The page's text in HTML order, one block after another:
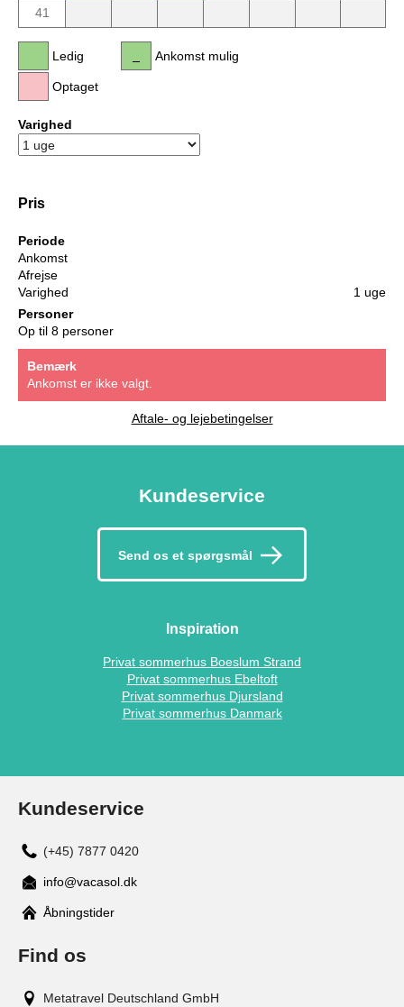
41
Ledig
Optaget
Ankomst mulig
Varighed
Pris
Periode
Ankomst
Afrejse
Varighed
1 uge
Personer
Op til 8 personer
Bemærk
Ankomst er ikke valgt.
Aftale- og lejebetingelser
Kundeservice
Send os et spørgsmål
Inspiration
Privat sommerhus Boeslum Strand
Privat sommerhus Ebeltoft
Privat sommerhus Djursland
Privat sommerhus Danmark
Kundeservice
(+45) 7877 0420
info@vacasol.dk
Åbningstider
Find os
Metatravel Deutschland GmbH